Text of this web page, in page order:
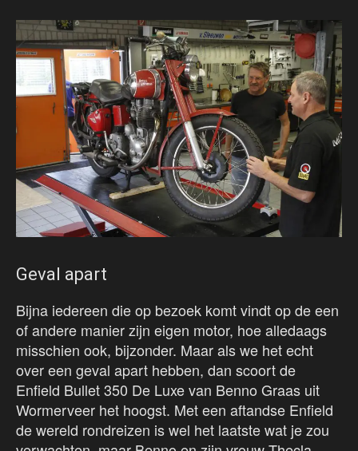
Geval apart
Bijna iedereen die op bezoek komt vindt op de een
of andere manier zijn eigen motor, hoe alledaags
misschien ook, bijzonder. Maar als we het echt
over een geval apart hebben, dan scoort de
Enfield Bullet 350 De Luxe van Benno Graas uit
Wormerveer het hoogst. Met een aftandse Enfield
de wereld rondreizen is wel het laatste wat je zou